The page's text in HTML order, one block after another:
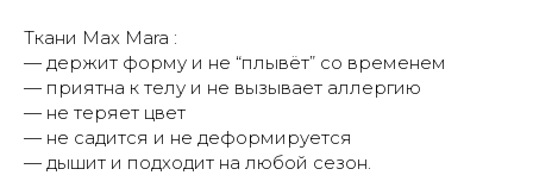
Ткани Max Mara :
— держит форму и не “плывёт” со временем
— приятна к телу и не вызывает аллергию
— не теряет цвет
— не садится и не деформируется
— дышит и подходит на любой сезон.